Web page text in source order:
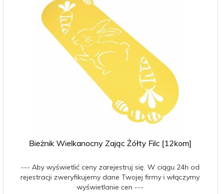
Bieżnik Wielkanocny Zając Żółty Filc [12kom]
--- Aby wyświetlić ceny zarejestruj się. W ciągu 24h od
rejestracji zweryfikujemy dane Twojej firmy i włączymy
wyświetlanie cen ---